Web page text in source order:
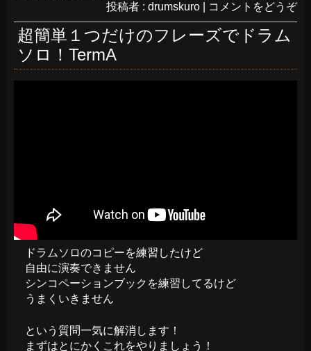
投稿者 : drumskuro
コメントをどうぞ
超簡単１つだけのフレーズでドラム
ソロ！TermA
ドラムソロのコピーを練習したけど
自由に演奏できません
シンコペーションブックを練習してるけど
うまくいきません
という質問一気に解消します！
まずはとにかくこれをやりましょう！